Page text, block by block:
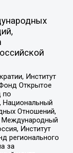
Институт
Открытое
по
Национальный
Отношений,
Международный
Институт
регионального
за